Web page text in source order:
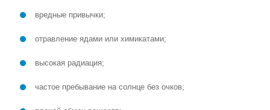
вредные привычки;
отравление ядами или химикатами;
высокая радиация;
частое пребывание на солнце без очков;